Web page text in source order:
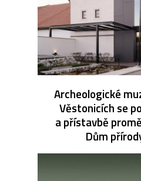
Archeologické
Věstonicích se
a přístavbě
Dům